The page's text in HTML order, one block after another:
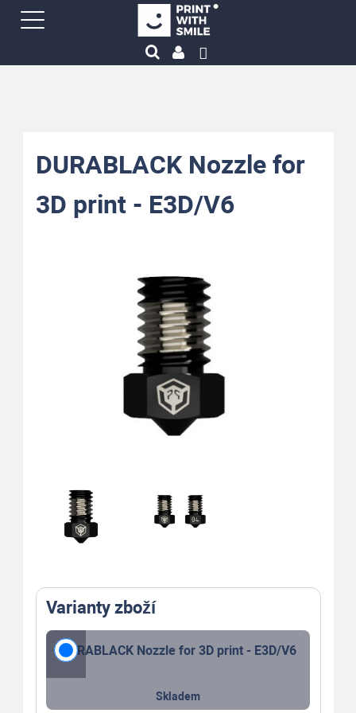
DURABLACK Nozzle for
3D print - E3D/V6
Varianty zboží
DURABLACK Nozzle for 3D print - E3D/V6
Skladem